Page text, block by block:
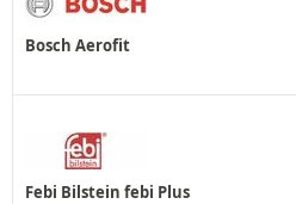
Bosch Aerofit
Febi Bilstein febi Plus